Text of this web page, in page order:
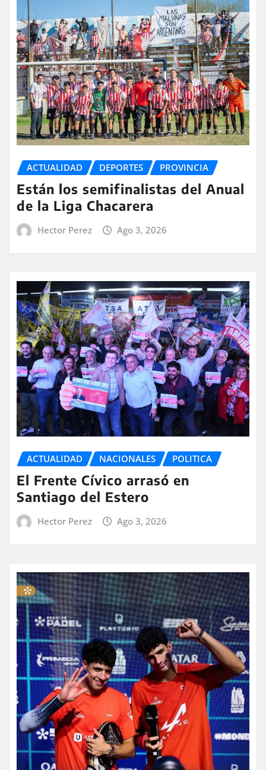
ACTUALIDAD DEPORTES PROVINCIA
Están los semifinalistas del Anual
de la Liga Chacarera
Hector Perez Ago 3, 2026
ACTUALIDAD NACIONALES POLITICA
El Frente Cívico arrasó en
Santiago del Estero
Hector Perez Ago 3, 2026